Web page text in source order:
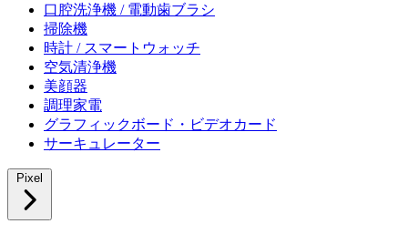
口腔洗浄機 / 電動歯ブラシ
掃除機
時計 / スマートウォッチ
空気清浄機
美顔器
調理家電
グラフィックボード・ビデオカード
サーキュレーター
Pixel